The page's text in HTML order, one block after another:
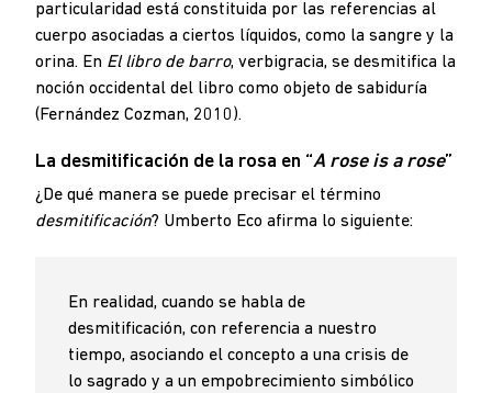
particularidad está constituida por las referencias al
cuerpo asociadas a ciertos líquidos, como la sangre y la
orina. En El libro de barro, verbigracia, se desmitifica la
noción occidental del libro como objeto de sabiduría
(Fernández Cozman, 2010).
La desmitificación de la rosa en “A rose is a rose”
¿De qué manera se puede precisar el término
desmitificación? Umberto Eco afirma lo siguiente:
En realidad, cuando se habla de
desmitificación, con referencia a nuestro
tiempo, asociando el concepto a una crisis de
lo sagrado y a un empobrecimiento simbólico